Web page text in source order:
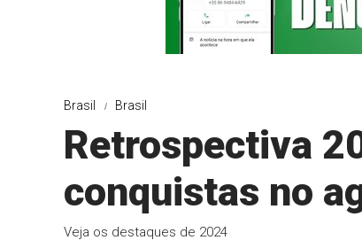
Brasil Brasil
Retrospectiva
conquistas no
Veja os destaques de 2024